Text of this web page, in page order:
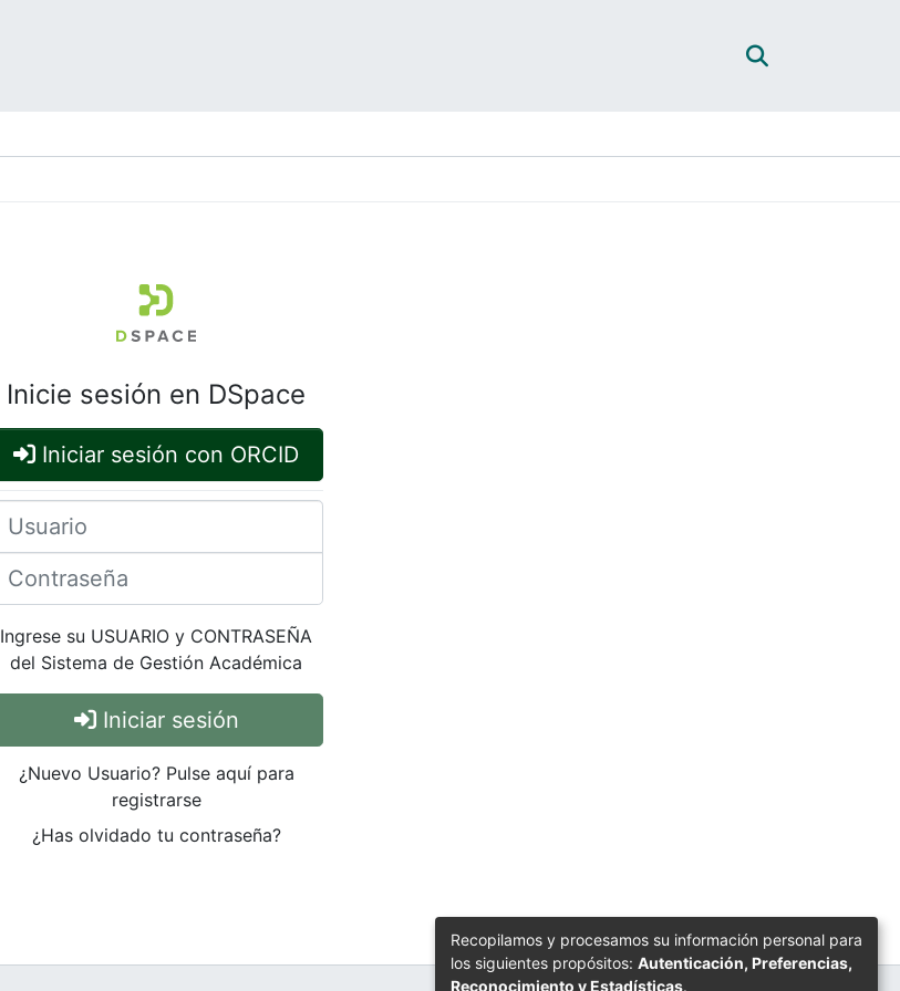
Inicie sesión en DSpace
Iniciar sesión con ORCID
Ingrese su USUARIO y CONTRASEÑA
del Sistema de Gestión Académica
Iniciar sesión
¿Nuevo Usuario? Pulse aquí para
registrarse
¿Has olvidado tu contraseña?
Recopilamos y procesamos su información personal para
los siguientes propósitos: Autenticación, Preferencias,
Reconocimiento y Estadísticas.